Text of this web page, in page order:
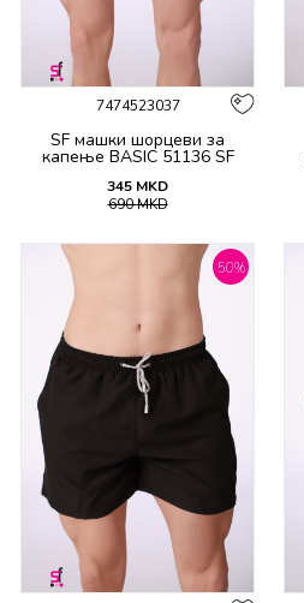
7474523037
SF машки шорцеви за
капење BASIC 51136 SF
345 MKD
690MKD
50%